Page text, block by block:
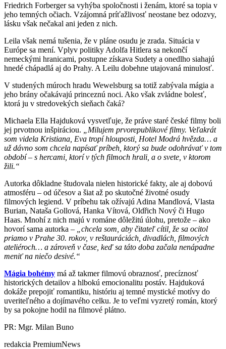
Friedrich Forberger sa vyhýba spoločnosti i ženám, ktoré sa topia v
jeho temných očiach. Vzájomná príťažlivosť neostane bez odozvy,
lásku však nečakal ani jeden z nich.
Leila však nemá tušenia, že v pláne osudu je zrada. Situácia v
Európe sa mení. Vplyv politiky Adolfa Hitlera sa nekončí
nemeckými hranicami, postupne získava Sudety a onedlho siahajú
hnedé chápadlá aj do Prahy. A Leilu dobehne utajovaná minulosť.
V studených múroch hradu Wewelsburg sa totiž zabývala mágia a
jeho brány očakávajú princeznú noci. Ako však zvládne bolesť,
ktorá ju v stredovekých sieňach čaká?
Michaela Ella Hajduková vysvetľuje, že práve staré české filmy boli
jej prvotnou inšpiráciou.
„Milujem prvorepublikové filmy. Veľakrát
som videla Kristiana, Eva tropí hlouposti, Hotel Modrá hvězda… a
už dávno som chcela napísať príbeh, ktorý sa bude odohrávať v tom
období – s hercami, ktorí v tých filmoch hrali, a o svete, v ktorom
žili.“
Autorka dôkladne študovala nielen historické fakty, ale aj dobovú
atmosféru – od účesov a šiat až po skutočné životné osudy
filmových legiend. V príbehu tak ožívajú Adina Mandlová, Vlasta
Burian, Nataša Gollová, Hanka Vítová, Oldřich Nový či Hugo
Haas. Mnohí z nich majú v románe dôležitú úlohu, pretože – ako
hovorí sama autorka –
„chcela som, aby čitateľ cítil, že sa ocitol
priamo v Prahe 30. rokov, v reštauráciách, divadlách, filmových
ateliéroch… a zároveň v čase, keď sa táto doba začala nenápadne
meniť na niečo desivé.“
Mágia bohémy má až takmer filmovú obraznosť, precíznosť
historických detailov a hlbokú emocionalitu postáv. Hajduková
dokáže prepojiť romantiku, históriu aj temné mystické motívy do
uveriteľného a dojímavého celku. Je to veľmi vyzretý román, ktorý
by sa pokojne hodil na filmové plátno.
PR: Mgr. Milan Buno
redakcia PremiumNews